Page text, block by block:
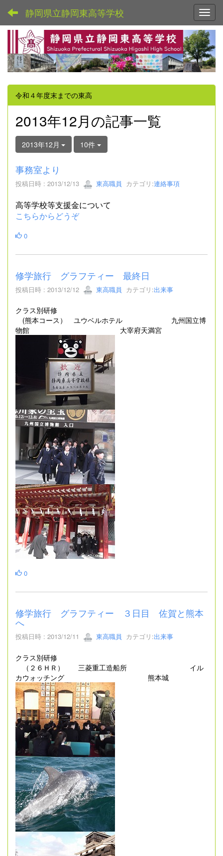
静岡県立静岡東高等学校
令和４年度末までの東高
2013年12月の記事一覧
2013年12月 10件
事務室より
投稿日時 : 2013/12/13 東高職員 カテゴリ:連絡事項
高等学校等支援金について
こちらからどうぞ
0
修学旅行 グラフティー 最終日
投稿日時 : 2013/12/12 東高職員 カテゴリ:出来事
クラス別研修
(熊本コース） ユウベルホテル 九州国立博
物館 大宰府天満宮
0
修学旅行 グラフティー ３日目 佐賀と熊本
へ
投稿日時 : 2013/12/11 東高職員 カテゴリ:出来事
クラス別研修
（２６ＨＲ） 三菱重工造船所 イル
カウォッチング 熊本城